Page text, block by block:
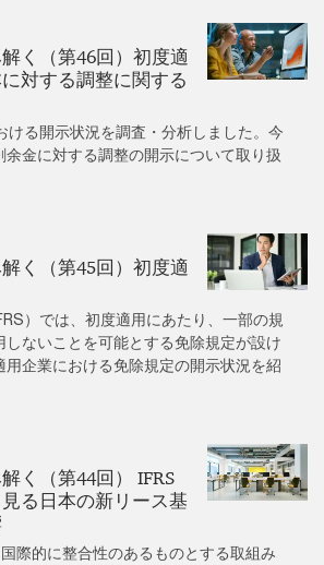
く（第46回）初度適
対する調整に関する
ける開示状況を調査・分析しました。今
余金に対する調整の開示について取り扱
く（第45回）初度適
）では、初度適用にあたり、一部の規
しないことを可能とする免除規定が設け
用企業における免除規定の開示状況を紹
く（第44回） IFRS
る日本の新リース基
際的に整合性のあるものとする取組み